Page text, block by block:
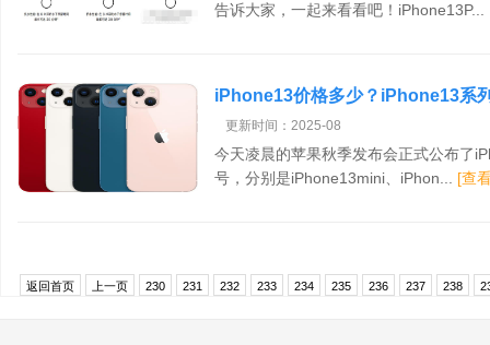
告诉大家，一起来看看吧！iPhone13P...
iPhone13价格多少？iPhone13系
更新时间：2025-08
今天凌晨的苹果秋季发布会正式公布了
号，分别是iPhone13mini、iPhon... [查
返回首页 上一页 230 231 232 233 234 235 236 237 238